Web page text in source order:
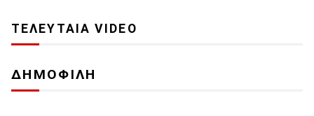
ΤΕΛΕΥΤΑΙΑ VIDEO
ΔΗΜΟΦΙΛΗ